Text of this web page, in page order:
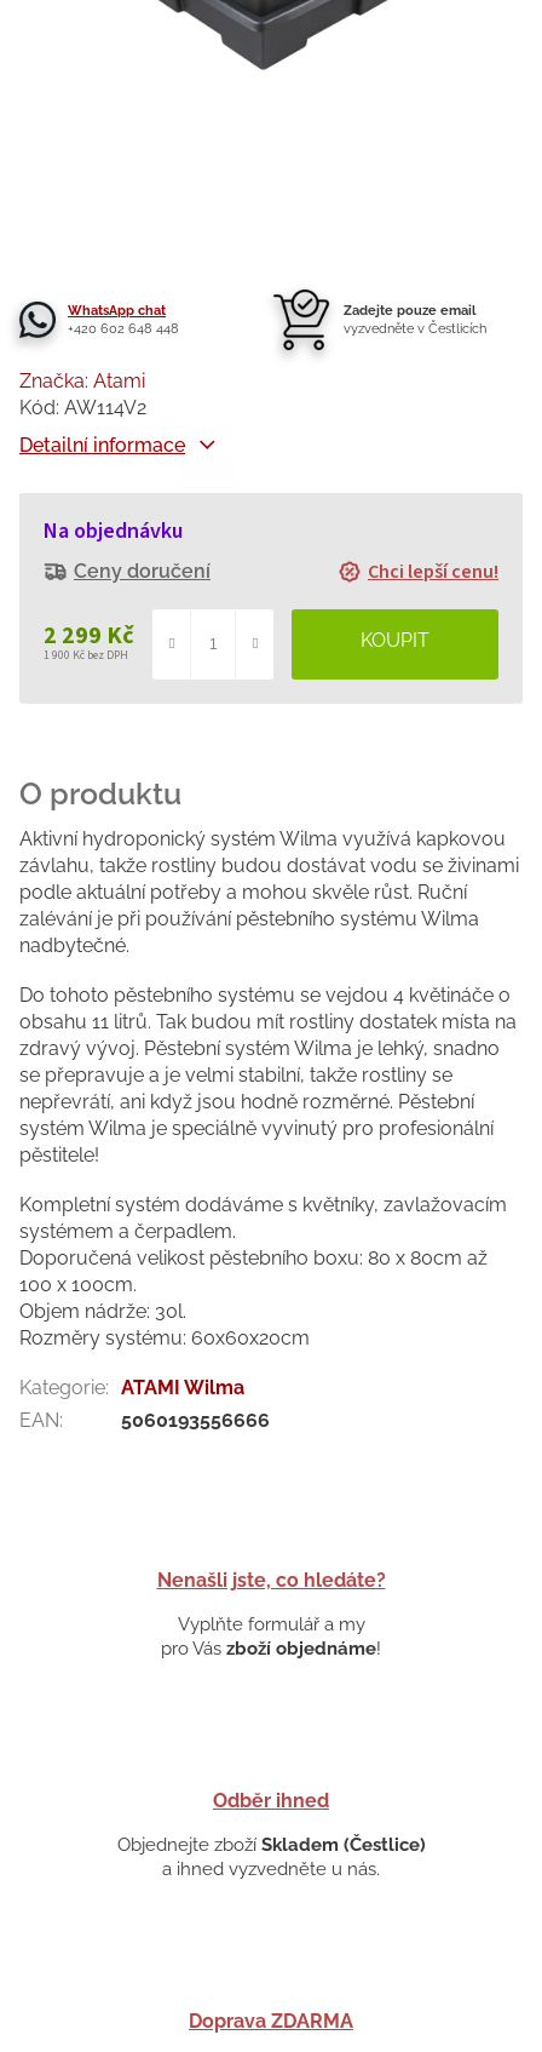
WhatsApp chat
+420 602 648 448
Zadejte pouze email
vyzvedněte v Čestlicích
2 299 Kč
1 900 Kč bez DPH
cena:
Na objednávku
Ceny doručení Chci lepší cenu!
Detailní informace
Značka: Atami
Kód: AW114V2
Nenašli jste, co hledáte?
Vyplňte formulář a my
pro Vás zboží objednáme!
Odběr ihned
Objednejte zboží Skladem (Čestlice)
a ihned vyzvedněte u nás.
Doprava ZDARMA
Aktivní hydroponický systém Wilma využívá kapkovou
závlahu, takže rostliny budou dostávat vodu se živinami
podle aktuální potřeby a mohou skvěle růst. Ruční
zalévání je při používání pěstebního systému Wilma
nadbytečné.
Do tohoto pěstebního systému se vejdou 4 květináče o
obsahu 11 litrů. Tak budou mít rostliny dostatek místa na
zdravý vývoj. Pěstební systém Wilma je lehký, snadno
se přepravuje a je velmi stabilní, takže rostliny se
nepřevrátí, ani když jsou hodně rozměrné. Pěstební
systém Wilma je speciálně vyvinutý pro profesionální
pěstitele!
Kompletní systém dodáváme s květníky, zavlažovacím
systémem a čerpadlem.
Doporučená velikost pěstebního boxu: 80 x 80cm až
100 x 100cm.
Objem nádrže: 30l.
Rozměry systému: 60x60x20cm
Kategorie: ATAMI Wilma
EAN: 5060193556666